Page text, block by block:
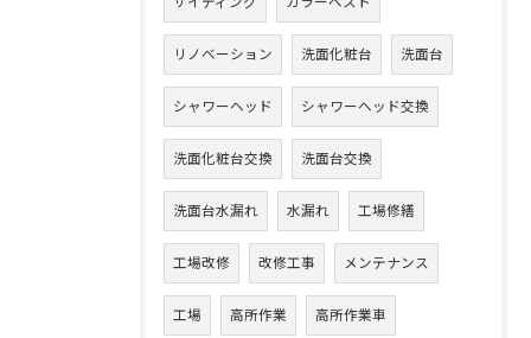
リノベーション 洗面化粧台 洗面台
シャワーヘッド シャワーヘッド交換
洗面化粧台交換 洗面台交換
洗面台水漏れ 水漏れ 工場修繕
工場改修 改修工事 メンテナンス
工場 高所作業 高所作業車